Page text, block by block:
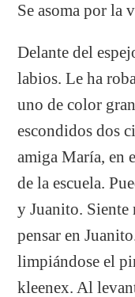
Se asoma por la
Delante del
labios. Le ha
uno de color
escondidos dos
amiga María, en
de la escuela.
y Juanito. Siente
pensar en
limpiándose el
kleenex. Al